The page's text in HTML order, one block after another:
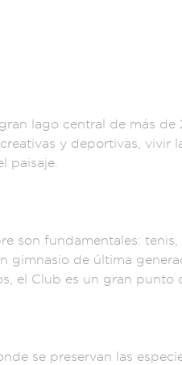
gran lago central de más de
y deportivas, vivir
paisaje.
son fundamentales: tenis,
gimnasio de última
el Club es un gran punto
e se preservan las